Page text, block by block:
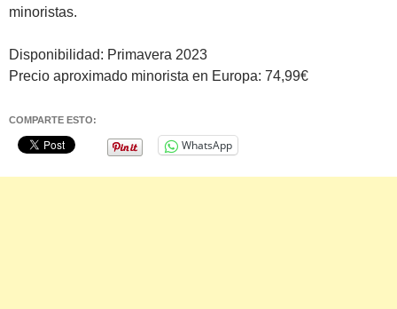
minoristas.
Disponibilidad: Primavera 2023
Precio aproximado minorista en Europa: 74,99€
COMPARTE ESTO:
WhatsApp